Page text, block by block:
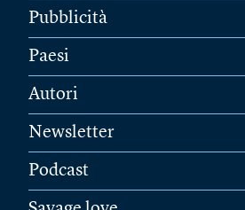
Pubblicità
Paesi
Autori
Newsletter
Podcast